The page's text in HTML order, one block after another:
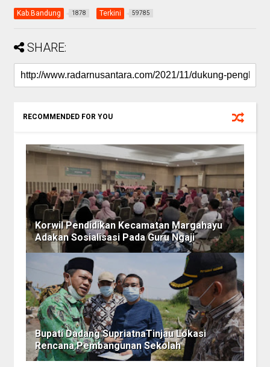
Kab.Bandung 1878 Terkini 59785
SHARE:
RECOMMENDED FOR YOU
Korwil Pendidikan Kecamatan Margahayu
Adakan Sosialisasi Pada Guru Ngaji
Bupati Dadang SupriatnaTinjau Lokasi
Rencana Pembangunan Sekolah